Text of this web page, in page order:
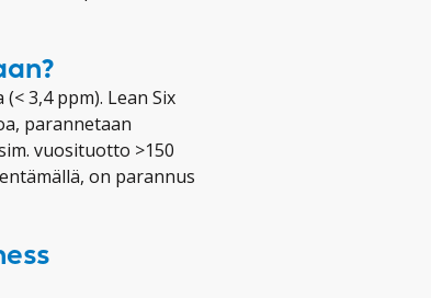
3,4 ppm). Lean Six
parannetaan
vuosituotto >150
on parannus